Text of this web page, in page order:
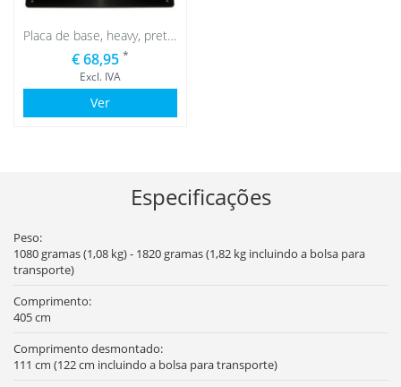
Placa de base, heavy, preto com saco de água preto
€ 68,95 *
Excl. IVA
Ver
Especificações
Peso:
1080 gramas (1,08 kg) - 1820 gramas (1,82 kg incluindo a bolsa para
transporte)
Comprimento:
405 cm
Comprimento desmontado:
111 cm (122 cm incluindo a bolsa para transporte)